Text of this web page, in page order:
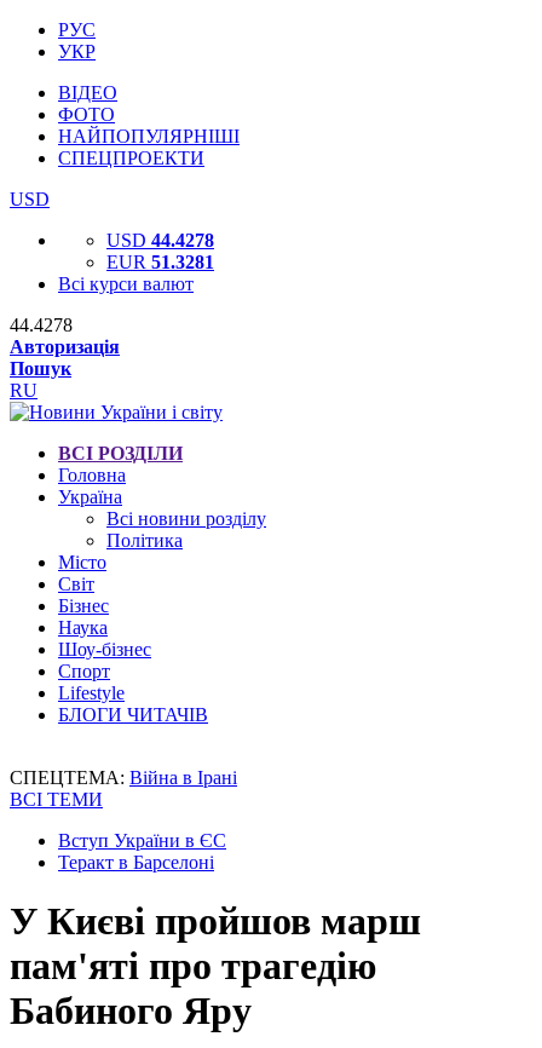
РУС
УКР
ВІДЕО
ФОТО
НАЙПОПУЛЯРНІШІ
СПЕЦПРОЕКТИ
USD
USD 44.4278
EUR 51.3281
Всі курси валют
44.4278
Авторизація
Пошук
RU
ВСІ РОЗДІЛИ
Головна
Україна
Всі новини розділу
Політика
Місто
Світ
Бізнес
Наука
Шоу-бізнес
Спорт
Lifestyle
БЛОГИ ЧИТАЧІВ
СПЕЦТЕМА: Війна в Ірані
ВСІ ТЕМИ
Вступ України в ЄС
Теракт в Барселоні
У Києві пройшов марш
пам'яті про трагедію
Бабиного Яру